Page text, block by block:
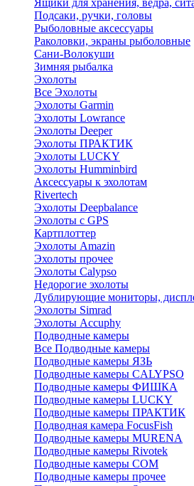
Ящики для хранения, вёдра,
Подсаки, ручки, головы
Рыболовные аксессуары
Раколовки, экраны рыболовные
Сани-Волокуши
Зимняя рыбалка
Эхолоты
Все Эхолоты
Эхолоты Garmin
Эхолоты Lowrance
Эхолоты Deeper
Эхолоты ПРАКТИК
Эхолоты LUCKY
Эхолоты Humminbird
Аксессуары к эхолотам
Rivertech
Эхолоты Deepbalance
Эхолоты с GPS
Картплоттер
Эхолоты Amazin
Эхолоты прочее
Эхолоты Calypso
Недорогие эхолоты
Дублирующие мониторы,
Эхолоты Simrad
Эхолоты Accuphy
Подводные камеры
Все Подводные камеры
Подводные камеры ЯЗЬ
Подводные камеры CALYPSO
Подводные камеры ФИШКА
Подводные камеры LUCKY
Подводные камеры ПРАКТИК
Подводная камера FocusFish
Подводные камеры MURENA
Подводные камеры Rivotek
Подводные камеры СОМ
Подводные камеры прочее